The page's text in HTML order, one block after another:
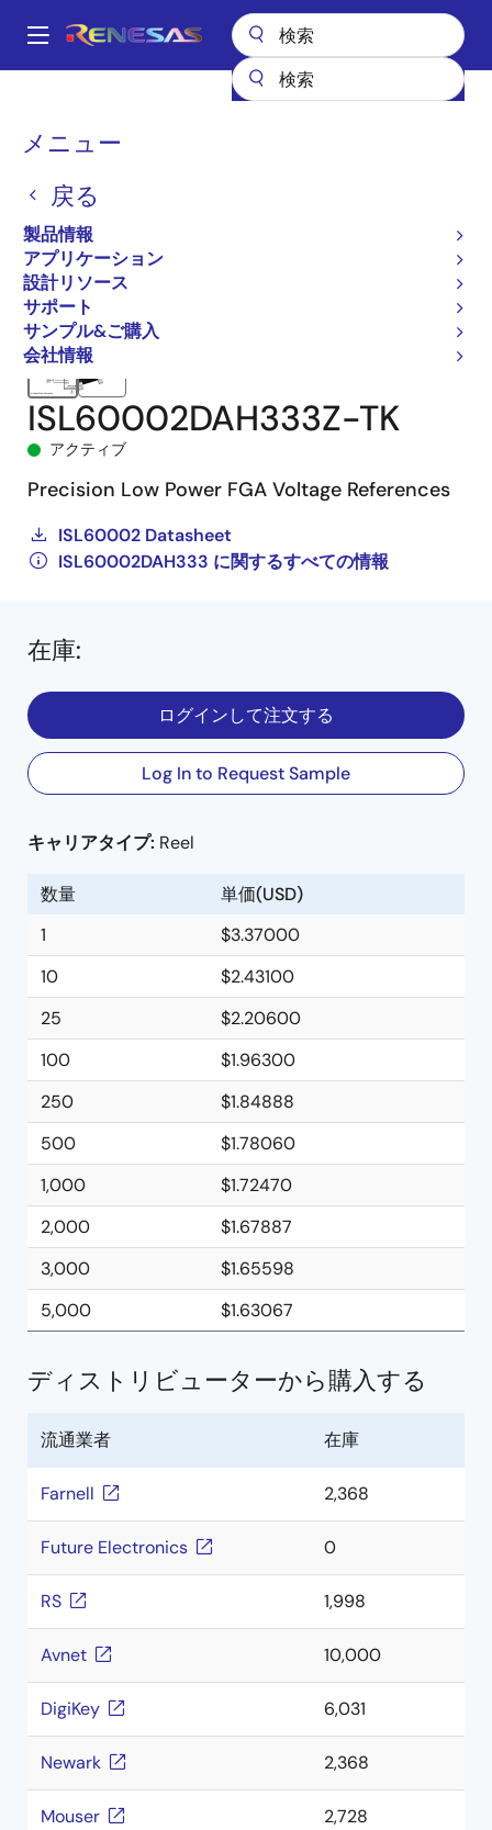
ン
Main
メニュー
戻る
製品情報
アプリケーション
設計リソース
サポート
サンプル&ご購入
会社情報
パ
く
ず
パワー & パワーマネジメント
電圧リファレンス
ISL60002DAH333Z-TK
アクティブ
Precision Low Power FGA Voltage References
ISL60002 Datasheet
ISL60002DAH333 に関するすべての情報
在庫:
ログインして注文する
Log In to Request Sample
キャリアタイプ: Reel
数量
単価(USD)
1
$3.37000
10
$2.43100
25
$2.20600
100
$1.96300
250
$1.84888
500
$1.78060
1,000
$1.72470
2,000
$1.67887
3,000
$1.65598
5,000
$1.63067
ディストリビューターから購入する
流通業者 在庫
Farnell 2,368
Future Electronics 0
RS 1,998
Avnet 10,000
DigiKey 6,031
Newark 2,368
Mouser 2,728